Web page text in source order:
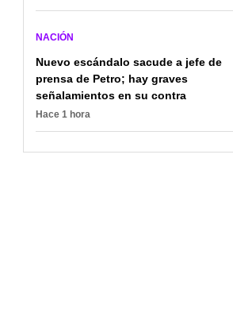
NACIÓN
Nuevo escándalo sacude a jefe de
prensa de Petro; hay graves
señalamientos en su contra
Hace 1 hora